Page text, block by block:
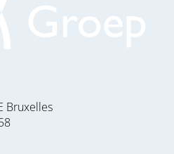
Bruxelles